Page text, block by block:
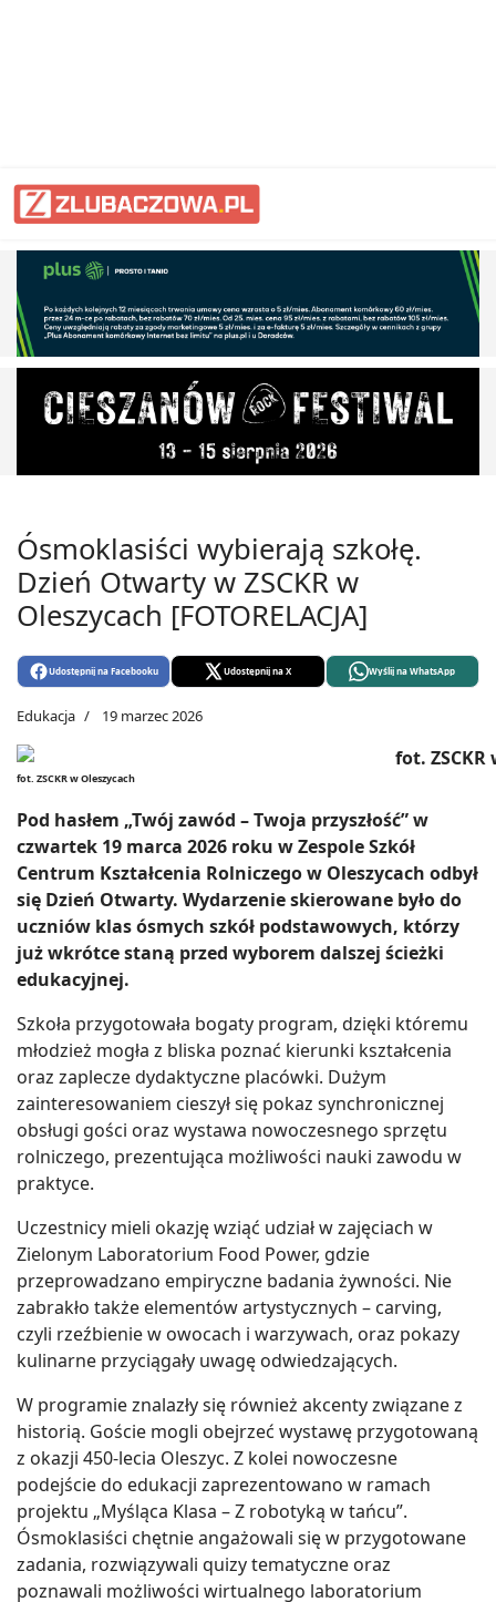
Ósmoklasiści wybierają szkołę.
Dzień Otwarty w ZSCKR w
Oleszycach [FOTORELACJA]
Udostępnij na Facebooku Udostępnij na X Wyślij na WhatsApp
Edukacja 19 marzec 2026
fot. ZSCKR w Oleszycach
Pod hasłem „Twój zawód – Twoja przyszłość” w
czwartek 19 marca 2026 roku w Zespole Szkół
Centrum Kształcenia Rolniczego w Oleszycach odbył
się Dzień Otwarty. Wydarzenie skierowane było do
uczniów klas ósmych szkół podstawowych, którzy
już wkrótce staną przed wyborem dalszej ścieżki
edukacyjnej.
Szkoła przygotowała bogaty program, dzięki któremu
młodzież mogła z bliska poznać kierunki kształcenia
oraz zaplecze dydaktyczne placówki. Dużym
zainteresowaniem cieszył się pokaz synchronicznej
obsługi gości oraz wystawa nowoczesnego sprzętu
rolniczego, prezentująca możliwości nauki zawodu w
praktyce.
Uczestnicy mieli okazję wziąć udział w zajęciach w
Zielonym Laboratorium Food Power, gdzie
przeprowadzano empiryczne badania żywności. Nie
zabrakło także elementów artystycznych – carving,
czyli rzeźbienie w owocach i warzywach, oraz pokazy
kulinarne przyciągały uwagę odwiedzających.
W programie znalazły się również akcenty związane z
historią. Goście mogli obejrzeć wystawę przygotowaną
z okazji 450-lecia Oleszyc. Z kolei nowoczesne
podejście do edukacji zaprezentowano w ramach
projektu „Myśląca Klasa – Z robotyką w tańcu”.
Ósmoklasiści chętnie angażowali się w przygotowane
zadania, rozwiązywali quizy tematyczne oraz
poznawali możliwości wirtualnego laboratorium